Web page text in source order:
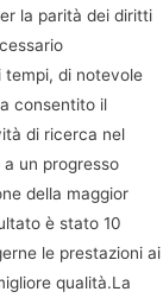
la parità dei diritti
tempi, di notevole
consentito il
di ricerca nel
un progresso
della maggior
è stato 10
le prestazioni ai
qualità.La